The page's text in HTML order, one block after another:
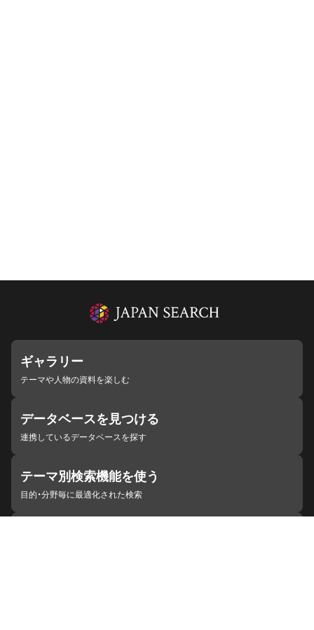
ギャラリー
テーマや人物の資料を楽しむ
データベースを見つける
連携しているデータベースを探す
テーマ別検索機能を使う
目的・分野毎に最適化された検索